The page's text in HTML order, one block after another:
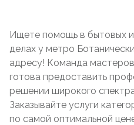
Ищете помощь в бытовых
делах у метро
адресу! Команда
готова предоставить
решении широкого
Заказывайте услуги
по самой оптимальной